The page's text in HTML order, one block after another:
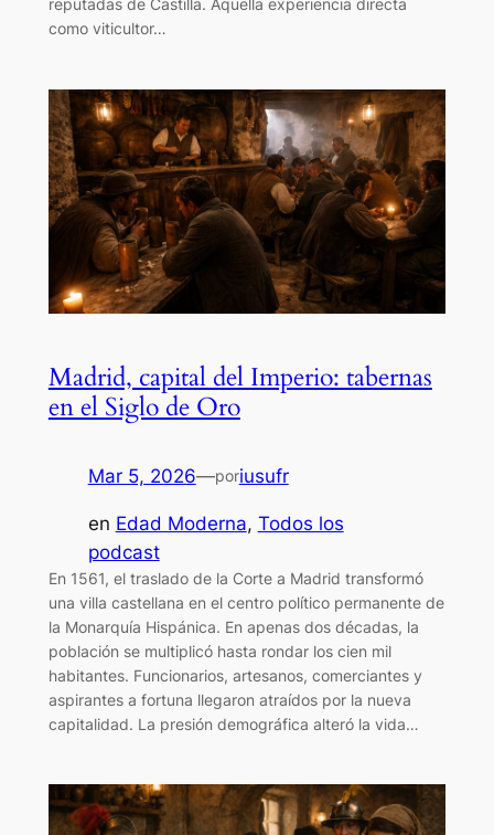
reputadas de Castilla. Aquella experiencia directa
como viticultor…
Madrid, capital del Imperio: tabernas
en el Siglo de Oro
Mar 5, 2026—poriusufr
en Edad Moderna, Todos los
podcast
En 1561, el traslado de la Corte a Madrid transformó
una villa castellana en el centro político permanente de
la Monarquía Hispánica. En apenas dos décadas, la
población se multiplicó hasta rondar los cien mil
habitantes. Funcionarios, artesanos, comerciantes y
aspirantes a fortuna llegaron atraídos por la nueva
capitalidad. La presión demográfica alteró la vida…